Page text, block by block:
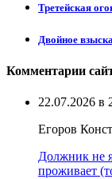
Третейская
Двойное
Комментарии
22.07.2026 в
Егоров
Должник не
проживает